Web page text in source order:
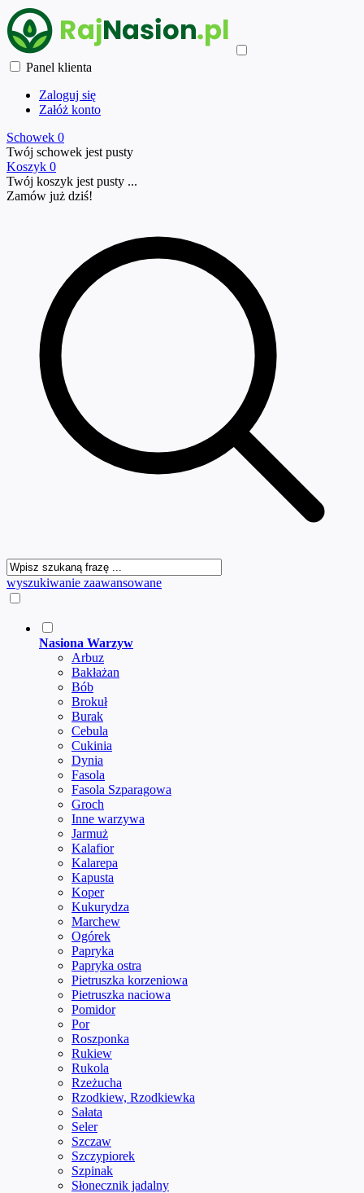
Panel klienta
Zaloguj się
Załóż konto
Schowek 0
Twój schowek jest pusty
Koszyk 0
Twój koszyk jest pusty ...
Zamów już dziś!
wyszukiwanie zaawansowane
Nasiona Warzyw
Arbuz
Bakłażan
Bób
Brokuł
Burak
Cebula
Cukinia
Dynia
Fasola
Fasola Szparagowa
Groch
Inne warzywa
Jarmuż
Kalafior
Kalarepa
Kapusta
Koper
Kukurydza
Marchew
Ogórek
Papryka
Papryka ostra
Pietruszka korzeniowa
Pietruszka naciowa
Pomidor
Por
Roszponka
Rukiew
Rukola
Rzeżucha
Rzodkiew, Rzodkiewka
Sałata
Seler
Szczaw
Szczypiorek
Szpinak
Słonecznik jadalny